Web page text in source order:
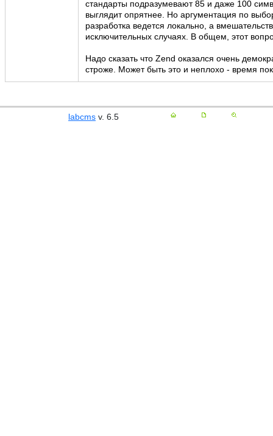
стандарты подразумевают 85 и даже 100
выглядит опрятнее. Но аргументация по
разработка ведется локально, а
исключительных случаях. В общем, этот
Надо сказать что Zend оказался очень
строже. Может быть это и неплохо - время
labcms v. 6.5